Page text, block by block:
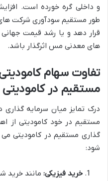
و داخلی گره خورده است.
طور مستقیم سودآوری شرکت های
قرار دهد و یا رشد قیمت
های معدنی مس اثرگذار باشد.
تفاوت سهام
مستقیم در کامودیتی
درک تمایز میان سرمایه گذاری
مستقیم در خود کامودیتی از
گذاری مستقیم در کامودیتی
شود:
خرید فیزیکی: مانند خرید